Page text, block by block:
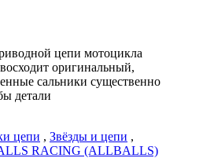
цепи мотоцикла
оригинальный,
сальники существенно
детали
цепи , Звёзды и цепи ,
RACING (ALLBALLS)